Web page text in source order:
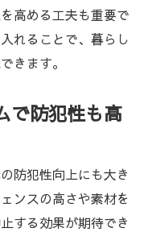
高める工夫も重要で
れることで、暮らし
きます。
で防犯性も高
防犯性向上にも大き
ンスの高さや素材を
する効果が期待でき